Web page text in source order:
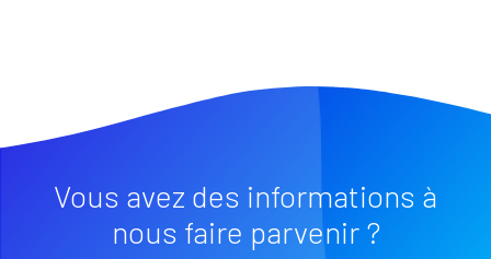
Vous avez des informations à
nous faire parvenir ?